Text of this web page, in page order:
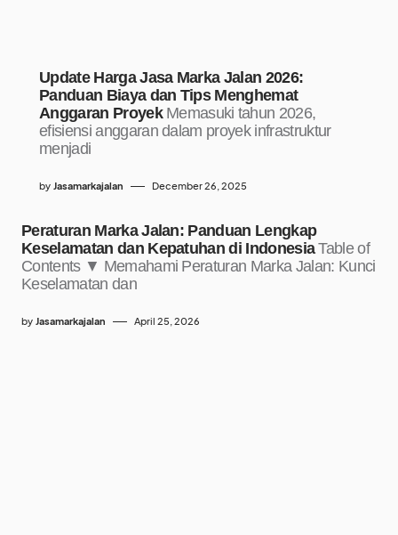
Update Harga Jasa Marka Jalan 2026:
Panduan Biaya dan Tips Menghemat
Anggaran Proyek Memasuki tahun 2026,
efisiensi anggaran dalam proyek infrastruktur
menjadi
by Jasamarkajalan December 26, 2025
Peraturan Marka Jalan: Panduan Lengkap
Keselamatan dan Kepatuhan di Indonesia Table of
Contents ▼ Memahami Peraturan Marka Jalan: Kunci
Keselamatan dan
by Jasamarkajalan April 25, 2026